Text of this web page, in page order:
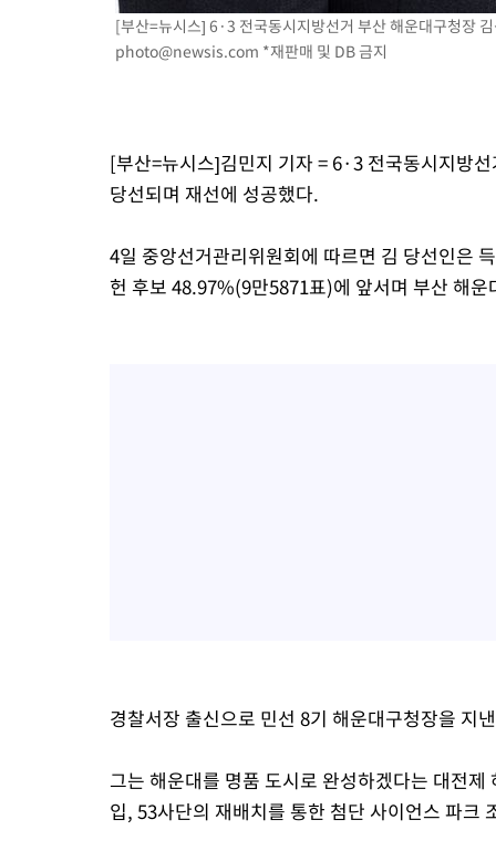
[부산=뉴시스] 6·3 전국동시지방선거 부산 해운대구청장
photo@newsis.com *재판매 및 DB 금지
[부산=뉴시스]김민지 기자 = 6·3 전국동시지방
당선되며 재선에 성공했다.
4일 중앙선거관리위원회에 따르면 김 당선인은
헌 후보 48.97%(9만5871표)에 앞서며 부산 해
경찰서장 출신으로 민선 8기 해운대구청장을 지
그는 해운대를 명품 도시로 완성하겠다는 대전
입, 53사단의 재배치를 통한 첨단 사이언스 파크